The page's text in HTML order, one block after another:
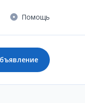
Помощь